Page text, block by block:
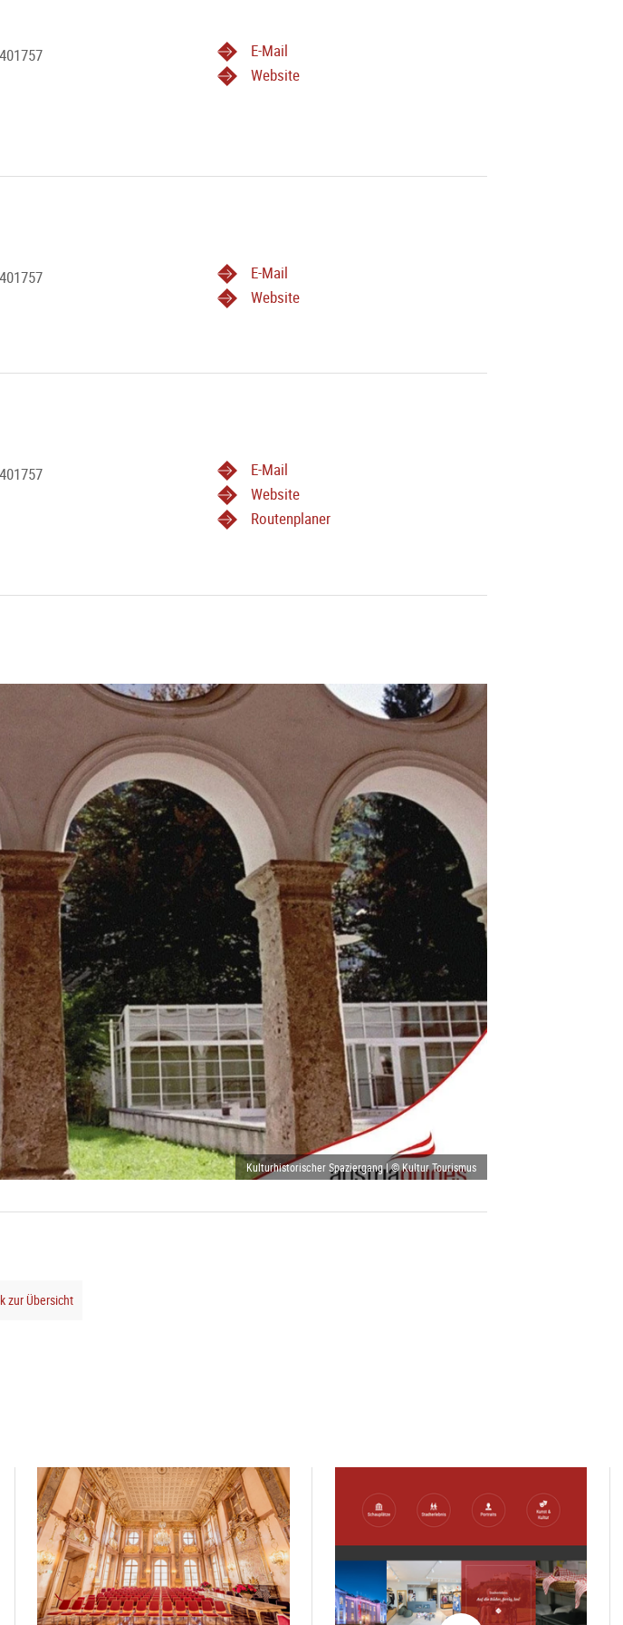
Euro für 5 Personen
BITTE KONTAKTIEREN SIE ZUR BESTÄTIGUNG + 0664 - 3401757
werden und in keinem Bezug zu Tourismus Salzburg stehen.
E-Mail
Website
E-Mail
Website
E-Mail
Website
Routenplaner
Kulturhistorischer Spaziergang | © Kultur Tourismus
zur Übersicht